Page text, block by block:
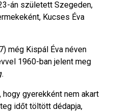
án született Szegeden,
Kucses Éva
még Kispál Éva néven
1960-ban jelent meg
gyerekként nem akart
időt töltött dédapja,